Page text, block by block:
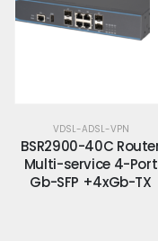
VDSL-ADSL-VPN
Grandstream
GWN7002 Router VPN
Multi-WAN Gigabit